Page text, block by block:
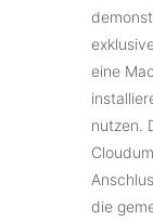
eine
nutzen.
die